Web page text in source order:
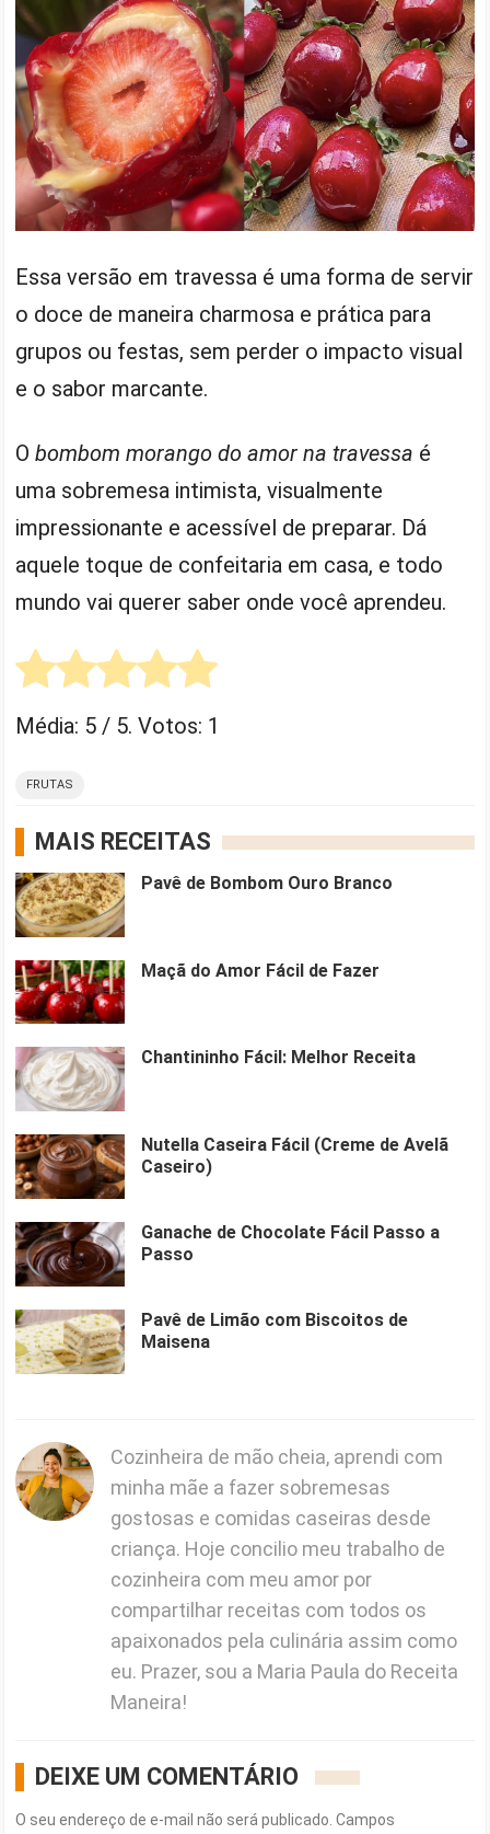
Essa versão em travessa é uma forma de servir
o doce de maneira charmosa e prática para
grupos ou festas, sem perder o impacto visual
e o sabor marcante.
Obombom morango do amor na travessa é
uma sobremesa intimista, visualmente
impressionante e acessível de preparar. Dá
aquele toque de confeitaria em casa, e todo
mundo vai querer saber onde você aprendeu.
Média: 5 / 5. Votos: 1
FRUTAS
MAIS RECEITAS
Pavê de Bombom Ouro Branco
Maçã do Amor Fácil de Fazer
Chantininho Fácil: Melhor Receita
Nutella Caseira Fácil (Creme de Avelã
Caseiro)
Ganache de Chocolate Fácil Passo a
Passo
Pavê de Limão com Biscoitos de
Maisena
Cozinheira de mão cheia, aprendi com
minha mãe a fazer sobremesas
gostosas e comidas caseiras desde
criança. Hoje concilio meu trabalho de
cozinheira com meu amor por
compartilhar receitas com todos os
apaixonados pela culinária assim como
eu. Prazer, sou a Maria Paula do Receita
Maneira!
DEIXE UM COMENTÁRIO
O seu endereço de e-mail não será publicado. Campos